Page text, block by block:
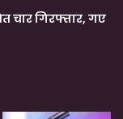
चार गिरफ्तार, गए